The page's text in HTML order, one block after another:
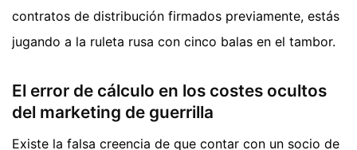
contratos de distribución firmados previamente, estás
jugando a la ruleta rusa con cinco balas en el tambor.
El error de cálculo en los costes ocultos
del marketing de guerrilla
Existe la falsa creencia de que contar con un socio de